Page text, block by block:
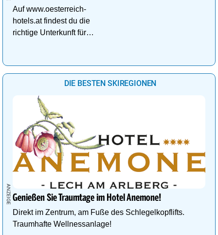
Auf www.oesterreich-
hotels.at findest du die
richtige Unterkunft für
DIE BESTEN SKIREGIONEN
Genießen Sie Traumtage im Hotel Anemone!
Direkt im Zentrum, am Fuße des Schlegelkopflifts.
Traumhafte Wellnessanlage!